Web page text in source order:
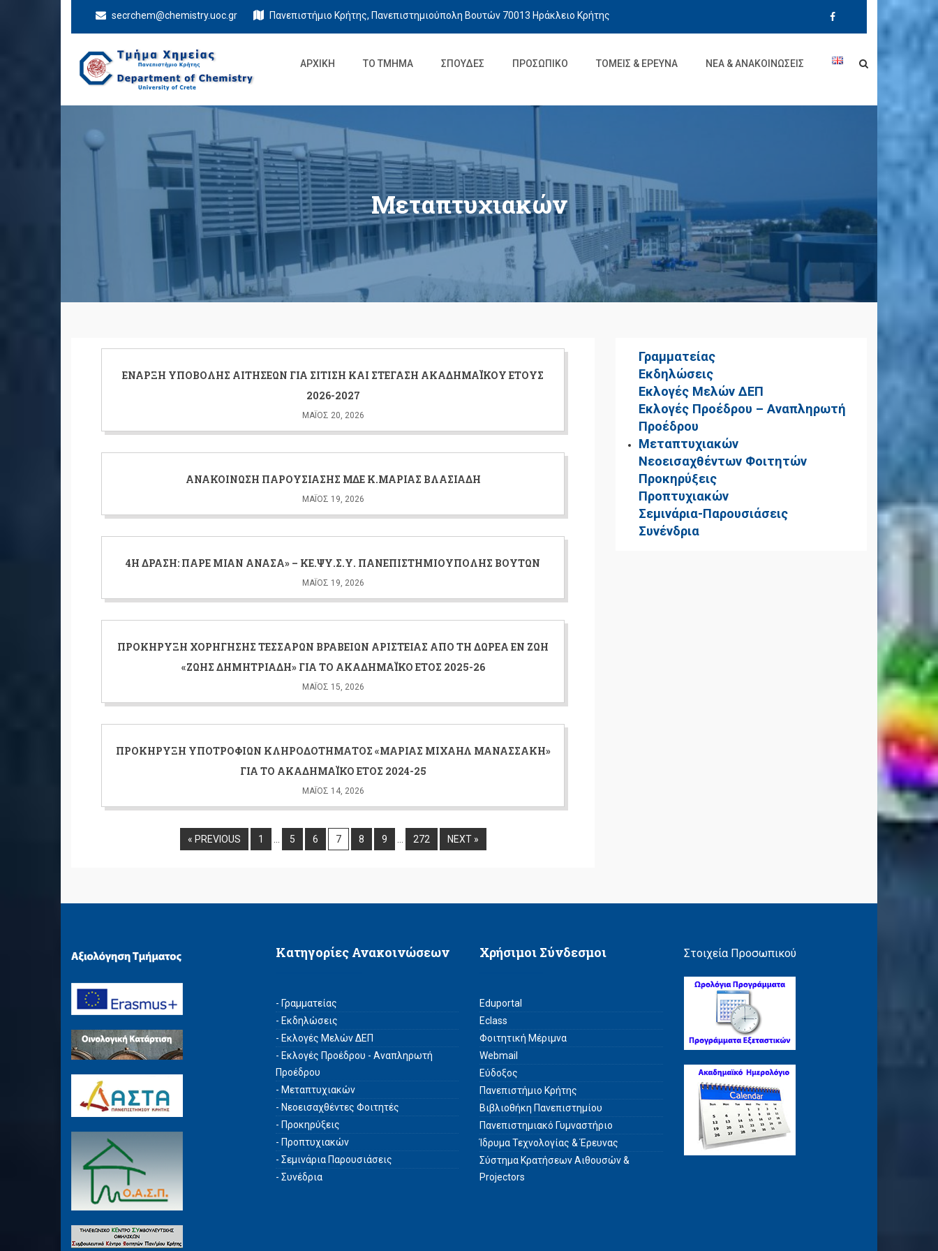
secrchem@chemistry.uoc.gr Πανεπιστήμιο Κρήτης, Πανεπιστημιούπολη Βουτών 70013 Ηράκλειο Κρήτης
Τμήμα Χημείας
ΑΡΧΙΚΉ ΤΟ ΤΜΉΜΑ ΣΠΟΥΔΈΣ ΠΡΟΣΩΠΙΚΌ ΤΟΜΕΊΣ & ΈΡΕΥΝΑ ΝΈΑ & ΑΝΑΚΟΙΝΏΣΕΙΣ
Μεταπτυχιακών
ΈΝΑΡΞΗ ΥΠΟΒΟΛΉΣ ΑΙΤΉΣΕΩΝ ΓΙΑ ΣΊΤΙΣΗ ΚΑΙ ΣΤΈΓΑΣΗ ΑΚΑΔΗΜΑΪΚΟΎ ΈΤΟΥΣ
2026-2027
ΜΆΙΟΣ 20, 2026
ΑΝΑΚΟΊΝΩΣΗ ΠΑΡΟΥΣΊΑΣΗΣ ΜΔΕ Κ.ΜΑΡΊΑΣ ΒΛΑΣΙΆΔΗ
ΜΆΙΟΣ 19, 2026
4Η ΔΡΆΣΗ: ΠΆΡΕ ΜΙΑΝ ΑΝΆΣΑ» – ΚΕ.ΨΥ.Σ.Υ. ΠΑΝΕΠΙΣΤΗΜΙΟΎΠΟΛΗΣ ΒΟΥΤΏΝ
ΜΆΙΟΣ 19, 2026
ΠΡΟΚΉΡΥΞΗ ΧΟΡΉΓΗΣΗΣ ΤΕΣΣΆΡΩΝ ΒΡΑΒΕΊΩΝ ΑΡΙΣΤΕΊΑΣ ΑΠΌ ΤΗ ΔΩΡΕΆ ΕΝ ΖΩΉ
«ΖΩΉΣ ΔΗΜΗΤΡΙΆΔΗ» ΓΙΑ ΤΟ ΑΚΑΔΗΜΑΪΚΌ ΈΤΟΣ 2025-26
ΜΆΙΟΣ 15, 2026
ΠΡΟΚΉΡΥΞΗ ΥΠΟΤΡΟΦΙΏΝ ΚΛΗΡΟΔΟΤΉΜΑΤΟΣ «ΜΑΡΊΑΣ ΜΙΧΑΉΛ ΜΑΝΑΣΣΆΚΗ»
ΓΙΑ ΤΟ ΑΚΑΔΗΜΑΪΚΌ ΈΤΟΣ 2024-25
ΜΆΙΟΣ 14, 2026
« PREVIOUS 1 5 6 7 8 9 272 NEXT »
Γραμματείας
Εκδηλώσεις
Εκλογές Μελών ΔΕΠ
Εκλογές Προέδρου – Αναπληρωτή
Προέδρου
Μεταπτυχιακών
Νεοεισαχθέντων Φοιτητών
Προκηρύξεις
Προπτυχιακών
Σεμινάρια-Παρουσιάσεις
Συνένδρια
Κατηγορίες Ανακοινώσεων
- Γραμματείας
- Εκδηλώσεις
- Εκλογές Μελών ΔΕΠ
- Εκλογές Προέδρου - Αναπληρωτή
Προέδρου
- Μεταπτυχιακών
- Νεοεισαχθέντες Φοιτητές
- Προκηρύξεις
- Προπτυχιακών
- Σεμινάρια Παρουσιάσεις
- Συνέδρια
Χρήσιμοι Σύνδεσμοι
Eduportal
Eclass
Φοιτητική Μέριμνα
Webmail
Εύδοξος
Πανεπιστήμιο Κρήτης
Βιβλιοθήκη Πανεπιστημίου
Πανεπιστημιακό Γυμναστήριο
Ίδρυμα Τεχνολογίας & Έρευνας
Σύστημα Kρατήσεων Αιθουσών &
Projectors
Στοιχεία Προσωπικού